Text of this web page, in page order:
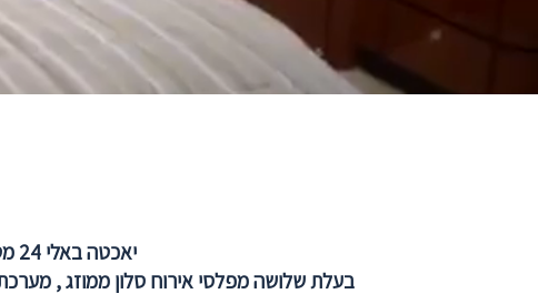
יאכטה באלי 24 מטר אורך, נבנתה במספנת בוטיק בריטית, הספינה היוקרתית ביותר באילת .
בעלת שלושה מפלסי אירוח סלון ממוזג ,